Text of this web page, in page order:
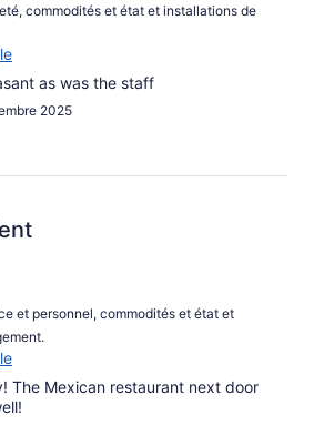
commodités et état et installations de
as was the staff
2025
et personnel, commodités et état et
The Mexican restaurant next door